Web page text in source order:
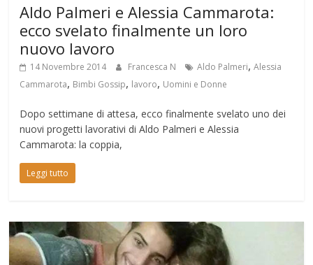
Aldo Palmeri e Alessia Cammarota:
ecco svelato finalmente un loro
nuovo lavoro
14 Novembre 2014 Francesca N Aldo Palmeri,Alessia
Cammarota, Bimbi Gossip, lavoro, Uomini e Donne
Dopo settimane di attesa, ecco finalmente svelato uno dei
nuovi progetti lavorativi di Aldo Palmeri e Alessia
Cammarota: la coppia,
Leggi tutto